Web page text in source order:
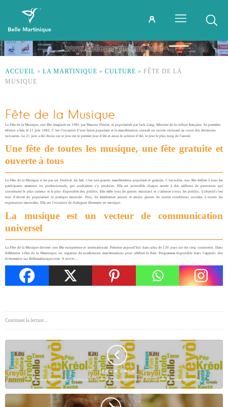
ACCUEIL » LA MARTINIQUE » CULTURE » FÊTE DE LA
MUSIQUE
Fête de la Musique
La Fête de la Musique, une fête imaginée en 1981 par Maurice Fleuret, et popularisée par Jack Lang. Ministre de la culture française. Sa première
édition a lieu le 21 juin 1982. C’est l’occasion d’une liesse populaire et la manifestation connaît un succès croissant au cours des décennies
suivantes. Le 21 juin a été choisi car ce jour est le premier jour d’été et aussi le solstice d’été, le jour le plus long de l’année
Une fête de toutes les musique, une fête gratuite et
ouverte à tous
La Fête de la Musique n’est pas un Festival. En fait, c’est une grande manifestation populaire et gratuite. C’est-à-dire, une fête dédiée à tous les
participants amateurs ou professionnels, qui souhaitent s’y produire. Elle est accessible chaque année à des millions de personnes qui
constituent le plus curieux et le plus disponible des publics. Elle mêle tous les genres musicaux et s’adresse à tous les publics. L’objectif c’est
tout d’abord de populariser la pratique musicale. Puis, de familiariser jeunes et moins jeunes de toutes conditions sociales à toutes les
expressions musicales. Elle est l’occasion de dialoguer librement en musique.
La musique est un vecteur de communication
universel
La Fête de la Musique devient une fête européenne et internationale. Présente aujourd’hui dans plus de 130 pays sur les cinq continents. Dans
différentes villes de la Martinique, on organise de nombreuses manifestations pour célébrer la date. Programme disponible dans l’agenda des
événements sur Bellemartinique.com. A suivre….
Continuer la lecture ...
Lexique créole
Vous avez enfin fixé une date pour votre séjour en Martinique et vous êtes déjà impatient de profiter des plages…